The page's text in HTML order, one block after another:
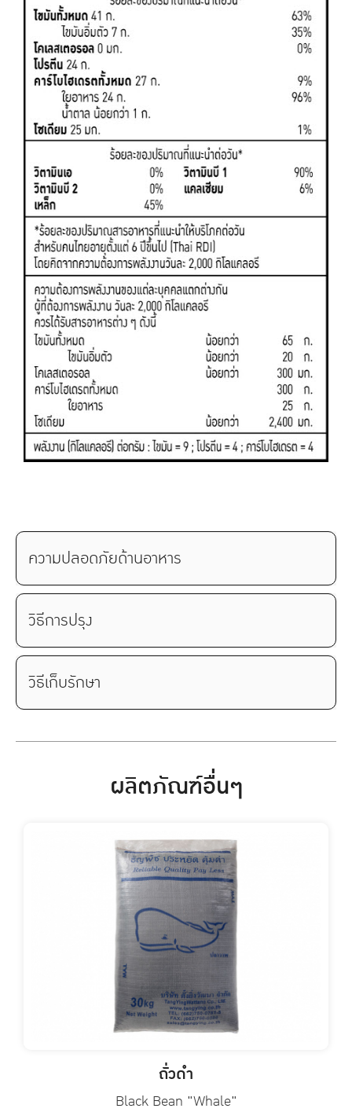
ความปลอดภัยด้านอาหาร
วิธีการปรุง
วิธีเก็บรักษา
ผลิตภัณฑ์อื่นๆ
ถั่วดำ
Black Bean "Whale"